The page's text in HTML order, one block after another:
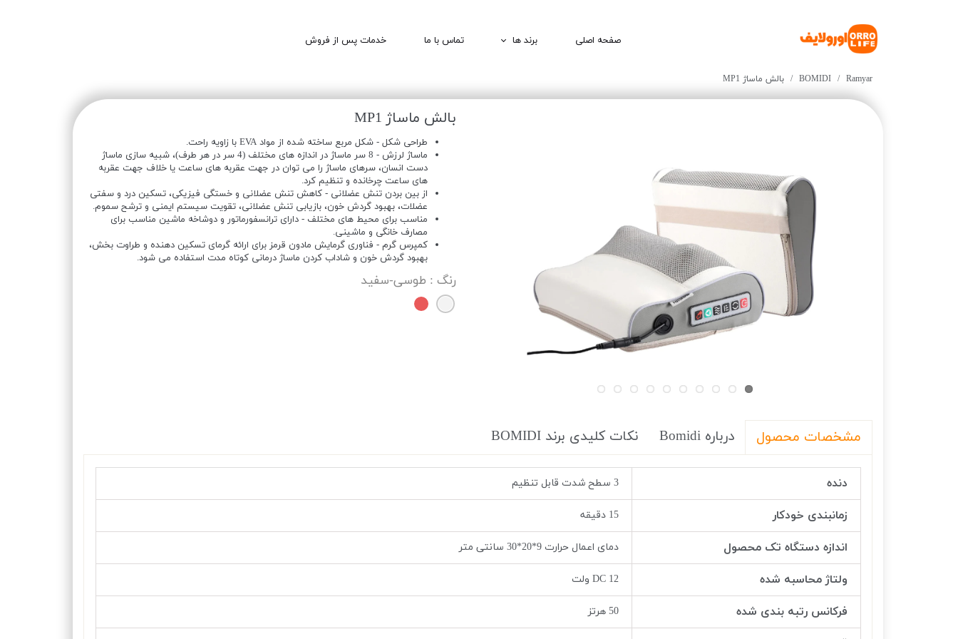
صفحه اصلی برند ها
QCY | کیو سی وای
تماس با ما خدمات پس از فروش
Ramyar
BOMIDI بالش ماساژ MP1
بالش ماساژ MP1
طراحی شکل - شکل مربع ساخته شده از مواد EVA با زاویه راحت.
ماساژ لرزش - 8 سر ماساژ در اندازه های مختلف (4 سر در هر طرف)، شبیه سازی ماساژ
دست انسان، سرهای ماساژ را می توان در جهت عقربه های ساعت یا خلاف جهت عقربه
های ساعت چرخانده و تنظیم کرد.
از بین بردن تنش عضلانی - کاهش تنش عضلانی و خستگی فیزیکی، تسکین درد و سفتی
عضلات، بهبود گردش خون، بازیابی تنش عضلانی، تقویت سیستم ایمنی و ترشح سموم.
مناسب برای محیط های مختلف - دارای ترانسفورماتور و دوشاخه ماشین مناسب برای
مصارف خانگی و ماشینی.
کمپرس گرم - فناوری گرمایش مادون قرمز برای ارائه گرمای تسکین دهنده و طراوت بخش،
بهبود گردش خون و شاداب کردن ماساژ درمانی کوتاه مدت استفاده می شود.
رنگ : طوسی-سفید
مشخصات محصول درباره Bomidi نکات کلیدی برند BOMIDI
دنده 3 سطح شدت قابل تنظیم
زمانبندی خودکار 15 دقیقه
اندازه دستگاه تک محصول دمای اعمال حرارت 9*20*30 سانتی متر
ولتاژ محاسبه شده 12 DC ولت
فرکانس رتبه بندی شده 50 هرتز